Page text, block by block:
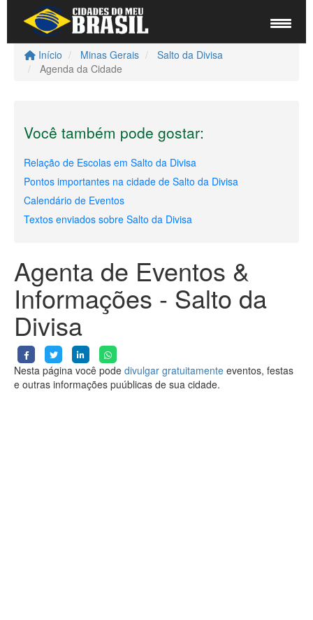
Início Minas Gerais
Salto da Divisa
Agenda da Cidade
Você também pode gostar:
Relação de Escolas em Salto da Divisa
Pontos importantes na cidade de Salto da Divisa
Calendário de Eventos
Textos enviados sobre Salto da Divisa
Agenta de Eventos &
Informações - Salto da
Divisa
Nesta página você pode divulgar gratuitamente eventos, festas
e outras informações puúblicas de sua cidade.